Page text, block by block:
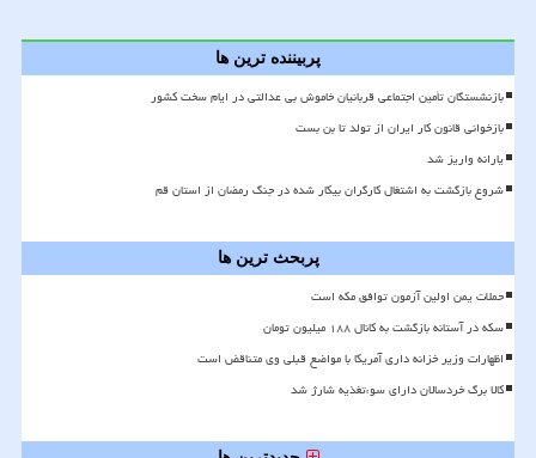
پربیننده ترین ها
بازنشستگان تأمین اجتماعی قربانیان خاموش بی عدالتی در ایام سخت کشور
بازخوانی قانون کار ایران از تولد تا بن بست
یارانه واریز شد
شروع بازگشت به اشتغال کارگران بیکار شده در جنگ رمضان از استان قم
پربحث ترین ها
حملات یمن اولین آزمون توافق مکه است
سکه در آستانه بازگشت به کانال ۱۸۸ میلیون تومان
اظهارات وزیر خزانه داری آمریکا با مواضع قبلی وی متناقض است
کالا برگ خردسالان دارای سوءتغذیه شارژ شد